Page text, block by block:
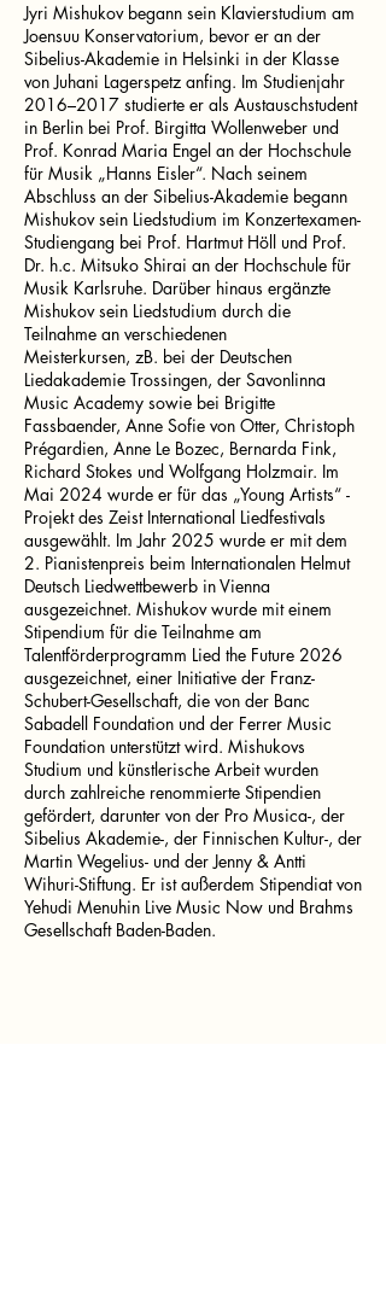
Jyri Mishukov begann sein Klavierstudium am
Joensuu Konservatorium, bevor er an der
Sibelius-Akademie in Helsinki in der Klasse
von Juhani Lagerspetz anfing. Im Studienjahr
2016–2017 studierte er als Austauschstudent
in Berlin bei Prof. Birgitta Wollenweber und
Prof. Konrad Maria Engel an der Hochschule
für Musik „Hanns Eisler“. Nach seinem
Abschluss an der Sibelius-Akademie begann
Mishukov sein Liedstudium im Konzertexamen-
Studiengang bei Prof. Hartmut Höll und Prof.
Dr. h.c. Mitsuko Shirai an der Hochschule für
Musik Karlsruhe. Darüber hinaus ergänzte
Mishukov sein Liedstudium durch die
Teilnahme an verschiedenen
Meisterkursen, zB. bei der Deutschen
Liedakademie Trossingen, der Savonlinna
Music Academy sowie bei Brigitte
Fassbaender, Anne Sofie von Otter, Christoph
Prégardien, Anne Le Bozec, Bernarda Fink,
Richard Stokes und Wolfgang Holzmair. Im
Mai 2024 wurde er für das „Young Artists“ -
Projekt des Zeist International Liedfestivals
ausgewählt. Im Jahr 2025 wurde er mit dem
2. Pianistenpreis beim Internationalen Helmut
Deutsch Liedwettbewerb in Vienna
ausgezeichnet. Mishukov wurde mit einem
Stipendium für die Teilnahme am
Talentförderprogramm Lied the Future 2026
ausgezeichnet, einer Initiative der Franz-
Schubert-Gesellschaft, die von der Banc
Sabadell Foundation und der Ferrer Music
Foundation unterstützt wird. Mishukovs
Studium und künstlerische Arbeit wurden
durch zahlreiche renommierte Stipendien
gefördert, darunter von der Pro Musica-, der
Sibelius Akademie-, der Finnischen Kultur-, der
Martin Wegelius- und der Jenny & Antti
Wihuri-Stiftung. Er ist außerdem Stipendiat von
Yehudi Menuhin Live Music Now und Brahms
Gesellschaft Baden-Baden.